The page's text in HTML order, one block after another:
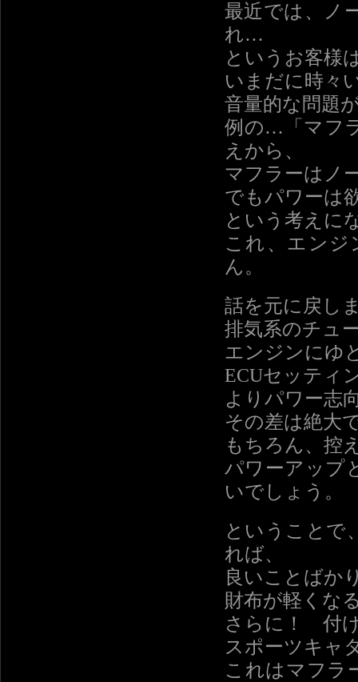
最近では、ノ
れ…
というお客様
いまだに時々
音量的な問題
例の…「マフ
えから、
マフラーはノ
でもパワーは
という考えに
これ、エン
ん。
話を元に戻し
排気系のチュ
エンジンにゆ
ECUセッティ
よりパワー志
その差は絶大
もちろん、控
パワーアップ
いでしょう。
ということで
れば、
良いことばか
財布が軽くな
さらに！ 付
スポーツキャ
これはマフラ